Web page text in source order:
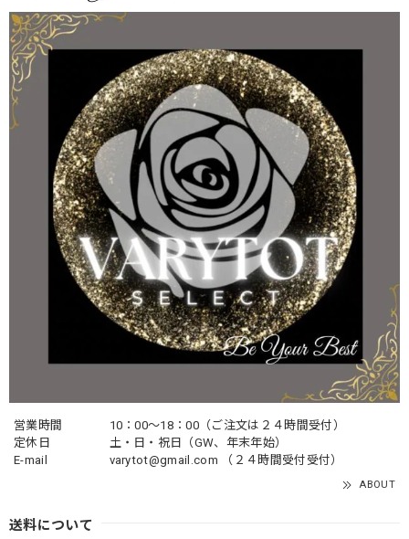
営業時間
10：00〜18：00（ご注文は２４時間受付）
定休日
土・日・祝日（GW、年末年始）
E-mail
varytot@gmail.com （２４時間受付受付）
ABOUT
送料について